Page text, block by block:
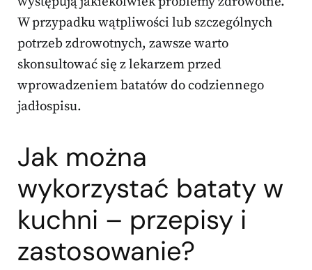
W przypadku wątpliwości lub szczególnych
potrzeb zdrowotnych, zawsze warto
skonsultować się z lekarzem przed
wprowadzeniem batatów do codziennego
jadłospisu.
Jak można
wykorzystać bataty w
kuchni – przepisy i
zastosowanie?